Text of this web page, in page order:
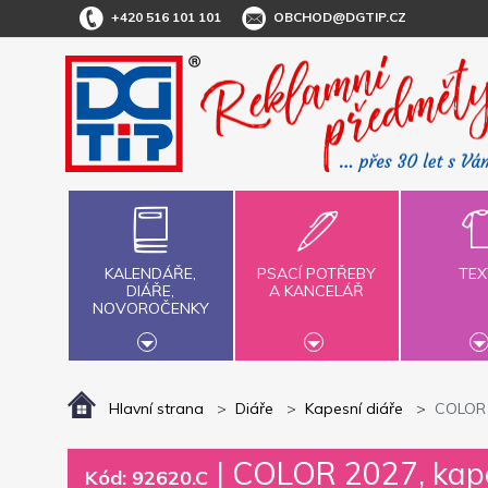
+420 516 101 101 OBCHOD@DGTIP.CZ
KALENDÁŘE,
DIÁŘE,
NOVOROČENKY
PSACÍ POTŘEBY
A KANCELÁŘ
Hlavní strana Diáře Kapesní diáře
Kód: 92620.C | COLOR 2027,